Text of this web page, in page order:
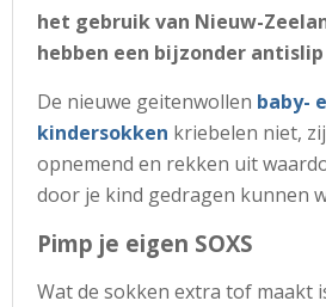
het gebruik van Nieuw-
hebben een bijzonder
De nieuwe geitenwollen baby-
kindersokken kriebelen niet,
opnemend en rekken uit
door je kind gedragen kunnen
Pimp je eigen SOXS
Wat de sokken extra tof maakt